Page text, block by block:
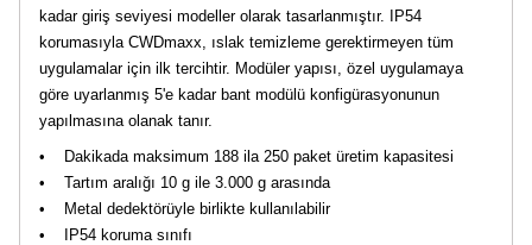
kadar giriş seviyesi modeller olarak tasarlanmıştır. IP54
korumasıyla CWDmaxx, ıslak temizleme gerektirmeyen tüm
uygulamalar için ilk tercihtir. Modüler yapısı, özel uygulamaya
göre uyarlanmış 5'e kadar bant modülü konfigürasyonunun
yapılmasına olanak tanır.
• Dakikada maksimum 188 ila 250 paket üretim kapasitesi
• Tartım aralığı 10 g ile 3.000 g arasında
• Metal dedektörüyle birlikte kullanılabilir
• IP54 koruma sınıfı